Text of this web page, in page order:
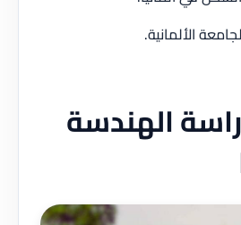
الألمانية.
الهندسة